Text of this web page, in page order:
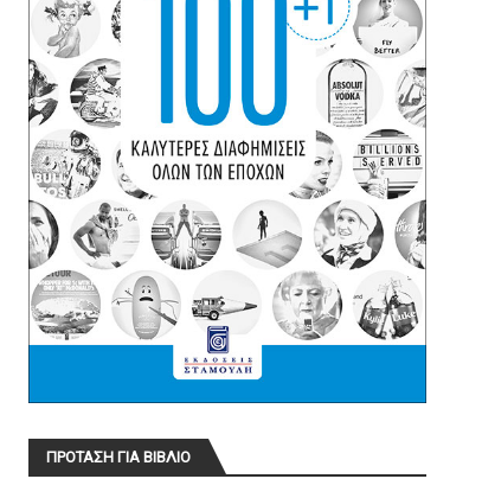
ΠΡΟΤΑΣΗ ΓΙΑ ΒΙΒΛΙΟ